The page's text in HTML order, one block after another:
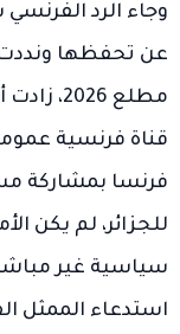
وجاء الرد
عن تحفظها ونددت
مطلع
قناة فرنسية
فرنسا بمشاركة
للجزائر، لم يكن
سياسية غير
استدعاء الممثل